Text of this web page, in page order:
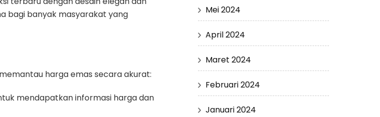
bagi banyak masyarakat yang
harga emas secara akurat:
mendapatkan informasi harga dan
Mei 2024
April 2024
Maret 2024
Februari 2024
Januari 2024